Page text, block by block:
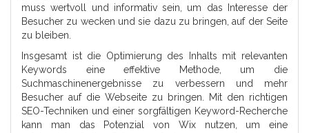
muss wertvoll und informativ sein, um das Interesse der
Besucher zu wecken und sie dazu zu bringen, auf der Seite
zu bleiben.
Insgesamt ist die Optimierung des Inhalts mit relevanten
Keywords eine effektive Methode, um die
Suchmaschinenergebnisse zu verbessern und mehr
Besucher auf die Webseite zu bringen. Mit den richtigen
SEO-Techniken und einer sorgfältigen Keyword-Recherche
kann man das Potenzial von Wix nutzen, um eine